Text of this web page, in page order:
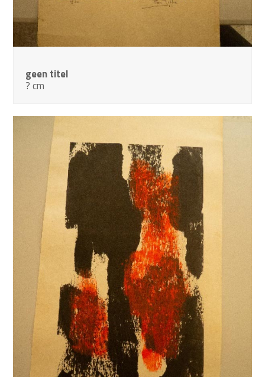
geen titel
? cm